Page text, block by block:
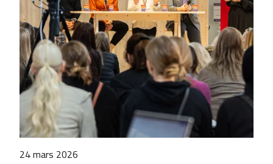
24 mars 2026